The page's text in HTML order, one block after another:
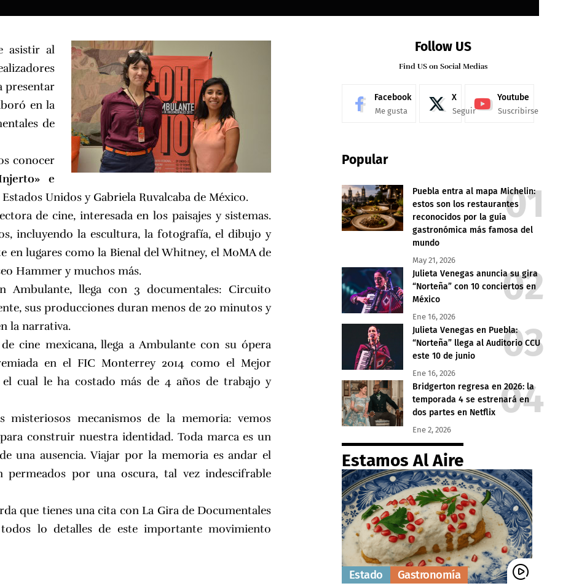
asistir al
presentar
en la
de
conocer
e
Estados Unidos y Gabriela Ruvalcaba de México.
de cine, interesada en los paisajes y sistemas.
incluyendo la escultura, la fotografía, el dibujo y
en lugares como la Bienal del Whitney, el MoMA de
Hammer y muchos más.
Ambulante, llega con 3 documentales: Circuito
sus producciones duran menos de 20 minutos y
la narrativa.
cine mexicana,llega a Ambulante con su ópera
en el FIC Monterrey 2014 como el Mejor
el cual le ha costado más de 4 años de trabajo y
mecanismos de la memoria: vemos
construir nuestra identidad. Toda marca es un
una ausencia. Viajar por la memoria es andar el
permeados por una oscura, tal vez indescifrable
que tienes una cita con La Gira de Documentales
lo detalles de este importante movimiento
Follow US
Find US on Social Medias
Facebook
Me gusta
X
Seguir
Youtube
Suscribirse
Popular
Puebla entra al mapa Michelin:
estos son los restaurantes
reconocidos por la guía
gastronómica más famosa del
mundo
May 21, 2026
Julieta Venegas anuncia su gira
“Norteña” con 10 conciertos en
México
Ene 16, 2026
Julieta Venegas en Puebla:
“Norteña” llega al Auditorio CCU
este 10 de junio
Ene 16, 2026
Bridgerton regresa en 2026: la
temporada 4 se estrenará en
dos partes en Netflix
Ene 2, 2026
Estamos Al Aire
Estado Gastronomía